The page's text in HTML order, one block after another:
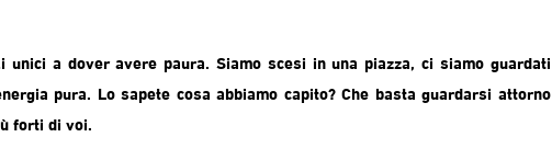
a dover avere paura. Siamo scesi in una piazza, ci siamo guardati
pura. Lo sapete cosa abbiamo capito? Che basta guardarsi attorno
forti di voi.